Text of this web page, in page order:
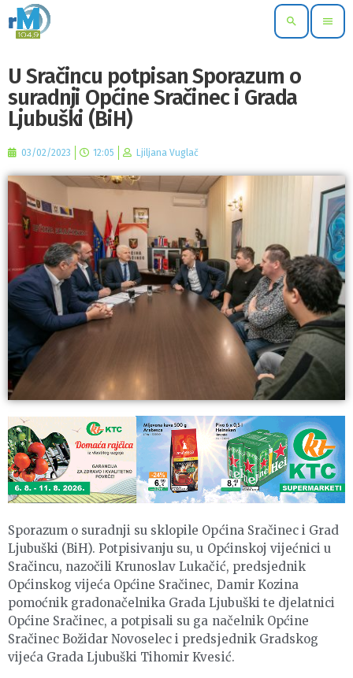
search menu
U Sračincu potpisan Sporazum o
suradnji Općine Sračinec i Grada
Ljubuški (BiH)
03/02/2023 12:05 Ljiljana Vuglač
Sporazum o suradnji su sklopile Općina Sračinec i Grad
Ljubuški (BiH). Potpisivanju su, u Općinskoj vijećnici u
Sračincu, nazočili Krunoslav Lukačić, predsjednik
Općinskog vijeća Općine Sračinec, Damir Kozina
pomoćnik gradonačelnika Grada Ljubuški te djelatnici
Općine Sračinec, a potpisali su ga načelnik Općine
Sračinec Božidar Novoselec i predsjednik Gradskog
vijeća Grada Ljubuški Tihomir Kvesić.